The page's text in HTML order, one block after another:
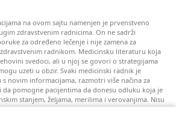
na ovom sajtu namenjen je prvenstveno
zdravstvenim radnicima. On ne sadrži
za određeno lečenje i nije zamena za
radnikom. Medicinsku literaturu koja
svedoci, ali u njoj se govori o strategijama
uzeti u obzir. Svaki medicinski radnik je
novim informacijama, razmotri više načina za
da pomogne pacijentima da donesu odluku koja je
stanjem, željama, merilima i verovanjima. Nisu
primenjive i prihvatljive za sve pacijente.